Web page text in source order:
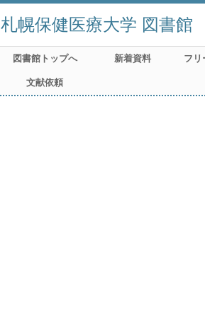
札幌保健医療大学 図書館
図書館トップへ 新着資料 フリ
文献依頼